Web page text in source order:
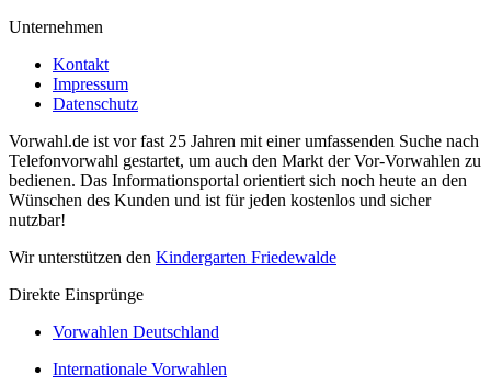
Unternehmen
Kontakt
Impressum
Datenschutz
Vorwahl.de ist vor fast 25 Jahren mit einer umfassenden Suche nach
Telefonvorwahl gestartet, um auch den Markt der Vor-Vorwahlen zu
bedienen. Das Informationsportal orientiert sich noch heute an den
Wünschen des Kunden und ist für jeden kostenlos und sicher
nutzbar!
Wir unterstützen den Kindergarten Friedewalde
Direkte Einsprünge
Vorwahlen Deutschland
Internationale Vorwahlen